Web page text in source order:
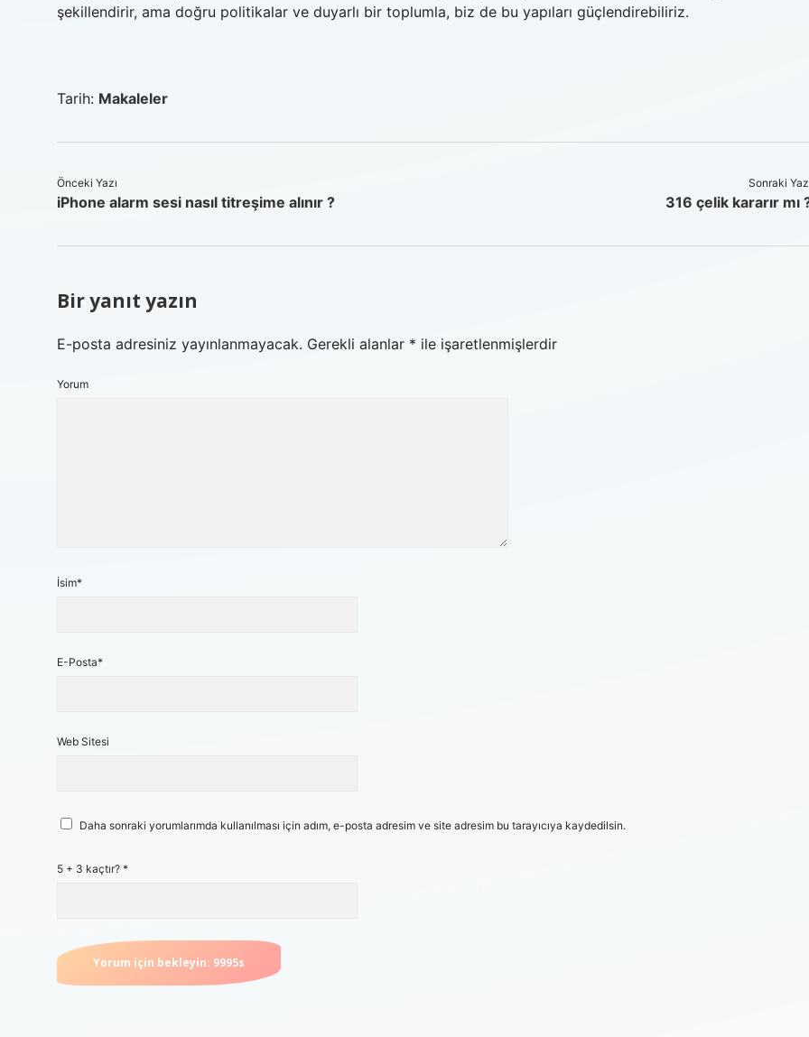
şekillendirir, ama doğru politikalar ve duyarlı bir toplumla, biz de bu yapıları güçlendirebiliriz.
Tarih: Makaleler
Önceki Yazı
iPhone alarm sesi nasıl titreşime alınır ?
Sonraki
316 çelik kararır mı
Bir yanıt yazın
E-posta adresiniz yayınlanmayacak. Gerekli alanlar * ile işaretlenmişlerdir
Yorum
İsim*
E-Posta*
Web Sitesi
Daha sonraki yorumlarımda kullanılması için adım, e-posta adresim ve site adresim bu tarayıcıya kaydedilsin.
5 + 3 kaçtır? *